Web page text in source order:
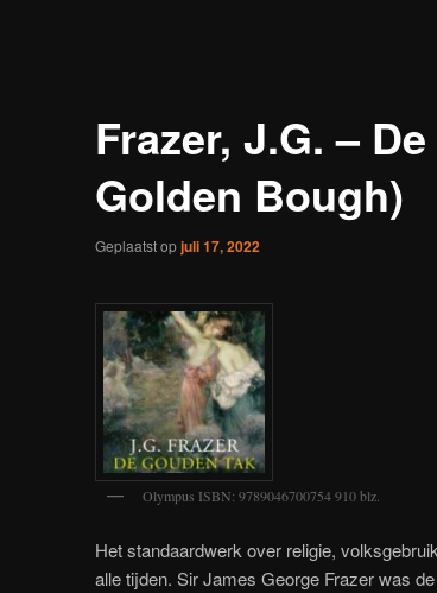
Frazer, J.G. –
Golden Bough)
Geplaatst opjuli 17, 2022
Olympus ISBN: 9789046700754 910 blz.
Het standaardwerk over religie,
alle tijden. Sir James George Frazer was